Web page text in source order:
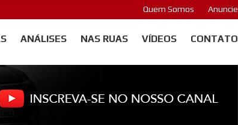
Quem Somos Anuncie
ANÁLISES NAS RUAS VÍDEOS CONTATO